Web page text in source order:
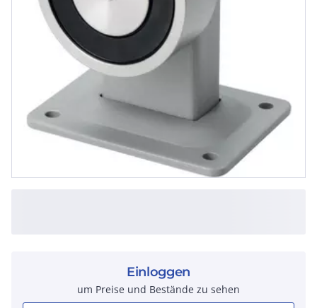
Einloggen
um Preise und Bestände zu sehen